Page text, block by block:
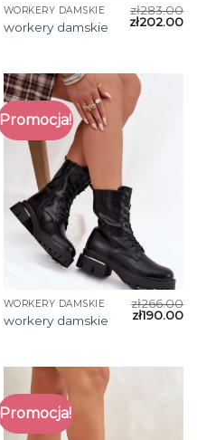
WORKERY DAMSKIE
workery damskie
zł283.00
zł202.00
Promocja!
WORKERY DAMSKIE
workery damskie
zł266.00
zł190.00
Promocja!